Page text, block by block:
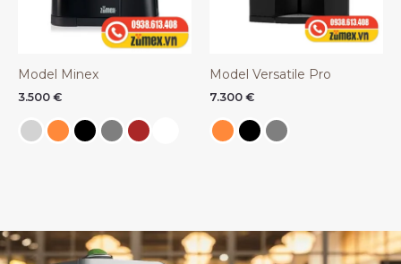
Model Minex
3.500 €
Model Versatile Pro
7.300 €